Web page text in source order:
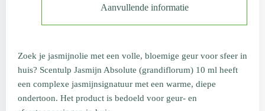
Aanvullende informatie
Zoek je jasmijnolie met een volle, bloemige geur voor sfeer in
huis? Scentulp Jasmijn Absolute (grandiflorum) 10 ml heeft
een complexe jasmijnsignatuur met een warme, diepe
ondertoon. Het product is bedoeld voor geur- en